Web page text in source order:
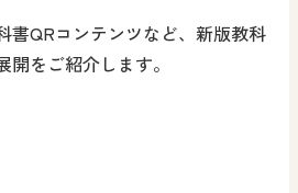
書QRコンテンツなど、新版教科
をご紹介します。